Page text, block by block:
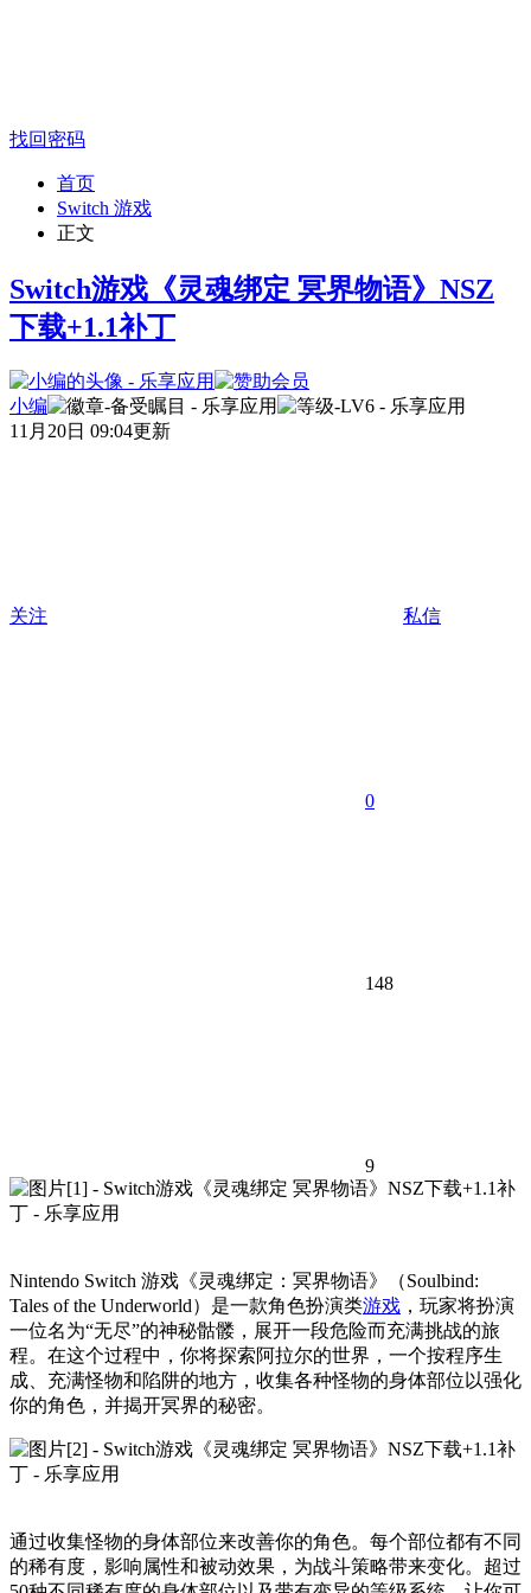
找回密码
首页
Switch 游戏
正文
Switch游戏《灵魂绑定 冥界物语》NSZ
下载+1.1补丁
小编
11月20日 09:04更新
关注 私信
0
148
9
Nintendo Switch 游戏《灵魂绑定：冥界物语》（Soulbind:
Tales of the Underworld）是一款角色扮演类游戏 ，玩家将扮演
一位名为“无尽”的神秘骷髅，展开一段危险而充满挑战的旅
程。在这个过程中，你将探索阿拉尔的世界，一个按程序生
成、充满怪物和陷阱的地方，收集各种怪物的身体部位以强化
你的角色，并揭开冥界的秘密。
通过收集怪物的身体部位来改善你的角色。每个部位都有不同
的稀有度，影响属性和被动效果，为战斗策略带来变化。超过